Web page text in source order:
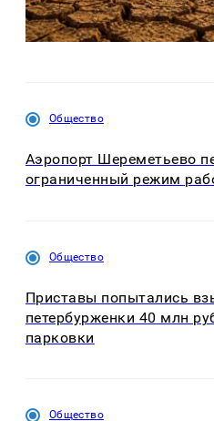
Общество
Аэропорт Шереметьево
ограниченный режим
Общество
Приставы попытались
петербурженки 40 млн
парковки
Общество